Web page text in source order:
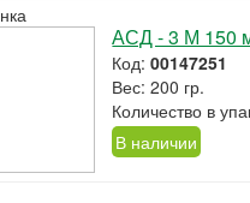
АСД - 3 М 150
Код:00147251
Вес: 200 гр.
Количество в
В наличии